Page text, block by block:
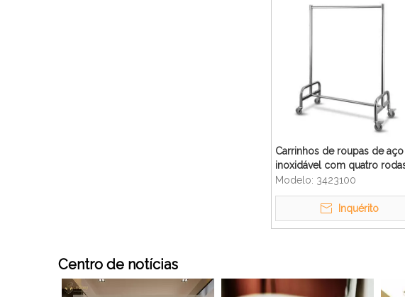
Carrinhos de roupas de aço
inoxidável com quatro
para hotel
Modelo: 3423100
Inquérito
Centro de notícias